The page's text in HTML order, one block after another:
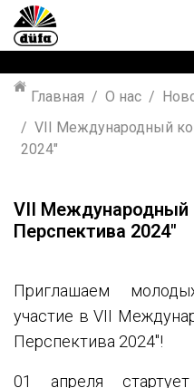
Главная О нас
VII Международный
2024"
VII Международный
Перспектива 2024"
Приглашаем
участие в VII
Перспектива 2024"!
01 апреля